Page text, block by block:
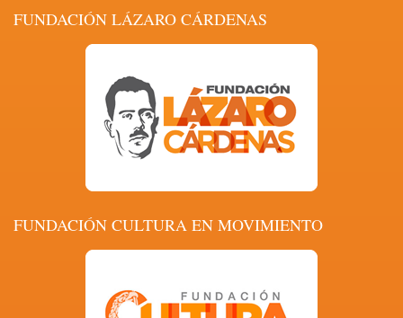
FUNDACIÓN LÁZARO CÁRDENAS
FUNDACIÓN CULTURA EN MOVIMIENTO